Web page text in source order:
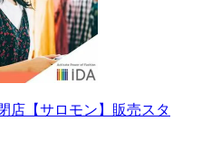
店【サロモン】販売スタ